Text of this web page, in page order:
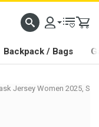
Backpack / Bags
Jersey Women 2025, S